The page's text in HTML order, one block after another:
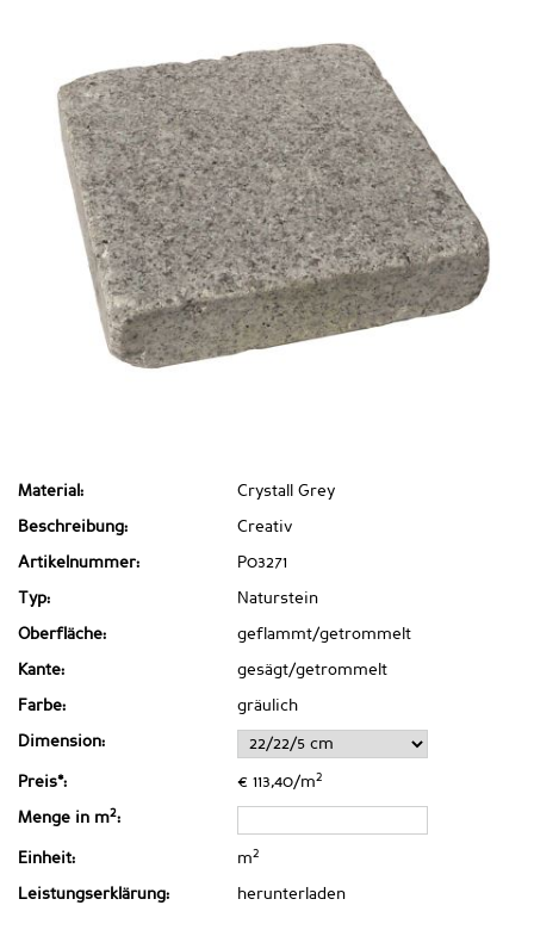
Material: Crystall Grey
Beschreibung: Creativ
Artikelnummer: P03271
Typ: Naturstein
Oberfläche: geflammt/getrommelt
Kante: gesägt/getrommelt
Farbe: gräulich
Dimension:
Preis*: € 113,40/m2
Menge in m2:
Einheit: m2
Leistungserklärung: herunterladen